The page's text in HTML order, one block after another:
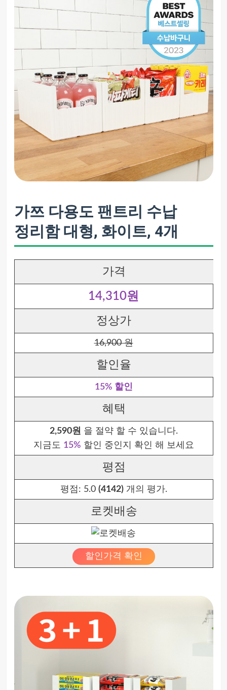
가쯔 다용도 팬트리 수납
정리함 대형, 화이트, 4개
가격
14,310원
정상가
16,900 원
할인율
15% 할인
혜택
2,590원 을 절약 할 수 있습니다.
지금도 15% 할인 중인지 확인 해 보세요
평점
평점: 5.0 (4142)개의 평가.
로켓배송
할인가격 확인